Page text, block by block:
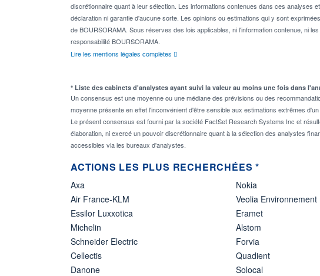
discrétionnaire quant à leur sélection. Les informations contenues dans ces analyses
déclaration ni garantie d'aucune sorte. Les opinions ou estimations qui y sont
de BOURSORAMA. Sous réserves des lois applicables, ni l'information contenue, ni
responsabilité BOURSORAMA.
Lire les mentions légales complètes
* Liste des cabinets d'analystes ayant suivi la valeur au moins une fois dans
Un consensus est une moyenne ou une médiane des prévisions ou des
moyenne présente en effet l'inconvénient d'être sensible aux estimations extrêmes
Le présent consensus est fourni par la société FactSet Research Systems Inc et
élaboration, ni exercé un pouvoir discrétionnaire quant à la sélection des analystes
accessibles via les bureaux d'analystes.
ACTIONS LES PLUS RECHERCHÉES *
Axa
Air France-KLM
Essilor Luxxotica
Michelin
Schneider Electric
Cellectis
Danone
Nokia
Veolia Environnement
Eramet
Alstom
Forvia
Quadient
Solocal